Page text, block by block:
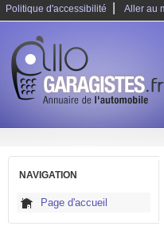
Politique d'accessibilité Aller au
NAVIGATION
Page d'accueil